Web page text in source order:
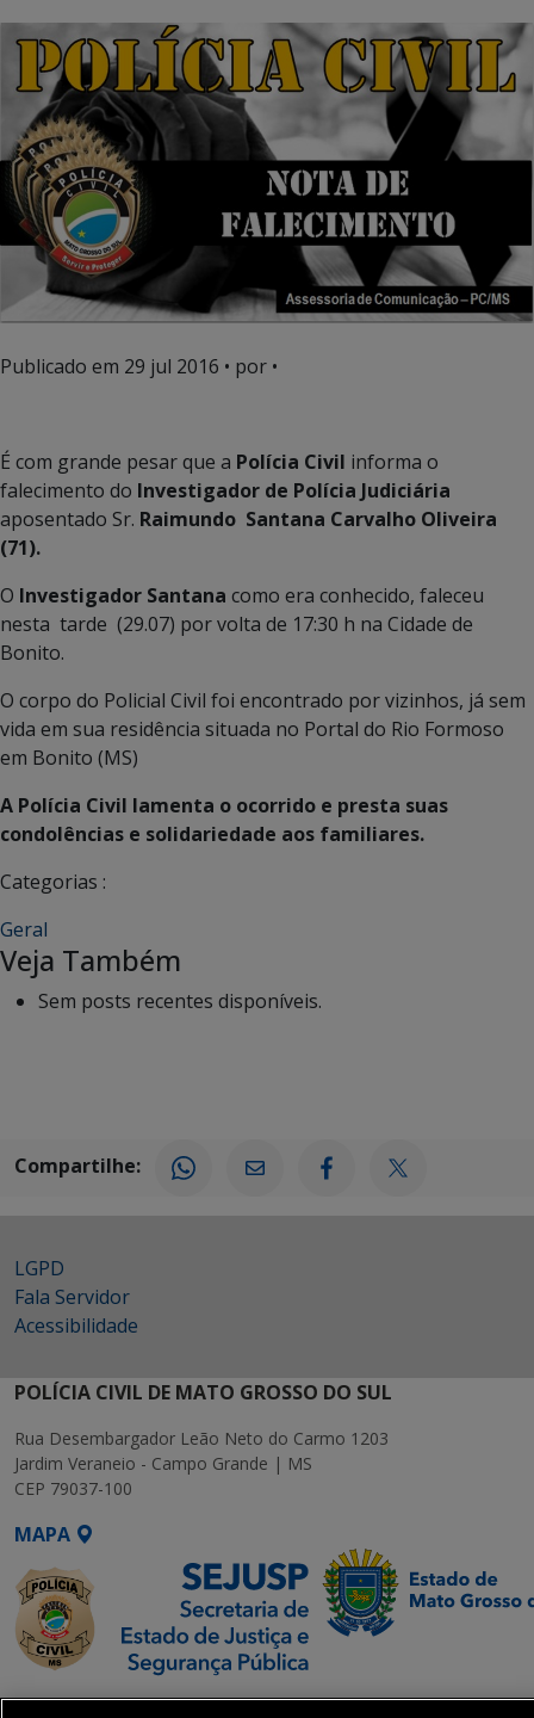
Publicado em 29 jul 2016 • por •
É com grande pesar que a Polícia Civil informa o
falecimento do Investigador de Polícia Judiciária
aposentado Sr. Raimundo Santana Carvalho Oliveira
(71).
O Investigador Santana como era conhecido, faleceu
nesta tarde (29.07) por volta de 17:30 h na Cidade de
Bonito.
O corpo do Policial Civil foi encontrado por vizinhos, já sem
vida em sua residência situada no Portal do Rio Formoso
em Bonito (MS)
A Polícia Civil lamenta o ocorrido e presta suas
condolências e solidariedade aos familiares.
Categorias :
Geral
Veja Também
Sem posts recentes disponíveis.
Compartilhe:
LGPD
Fala Servidor
Acessibilidade
POLÍCIA CIVIL DE MATO GROSSO DO SUL
Rua Desembargador Leão Neto do Carmo 1203
Jardim Veraneio - Campo Grande | MS
CEP 79037-100
MAPA
SETDIG | Secretaria-